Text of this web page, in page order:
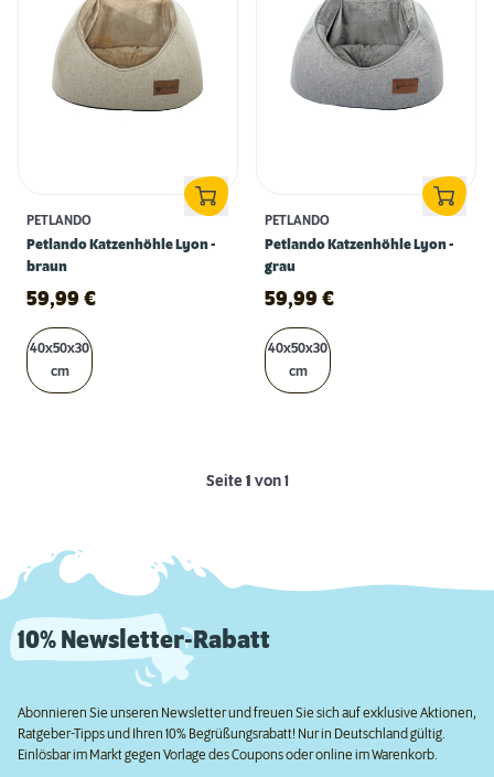
PETLANDO
Petlando Katzenhöhle Lyon -
braun
59,99 €
40x50x30
cm
PETLANDO
Petlando Katzenhöhle Lyon -
grau
59,99 €
40x50x30
cm
Seite1 von 1
10% Newsletter-Rabatt
Abonnieren Sie unseren Newsletter und freuen Sie sich auf exklusive Aktionen,
Ratgeber-Tipps und Ihren 10% Begrüßungsrabatt! Nur in Deutschland gültig.
Einlösbar im Markt gegen Vorlage des Coupons oder online im Warenkorb.